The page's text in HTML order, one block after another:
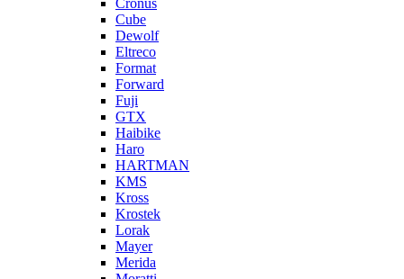
Cronus
Cube
Dewolf
Eltreco
Format
Forward
Fuji
GTX
Haibike
Haro
HARTMAN
KMS
Kross
Krostek
Lorak
Mayer
Merida